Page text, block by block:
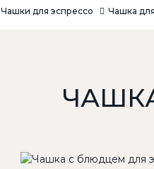
Чашки для эспрессо Чашка